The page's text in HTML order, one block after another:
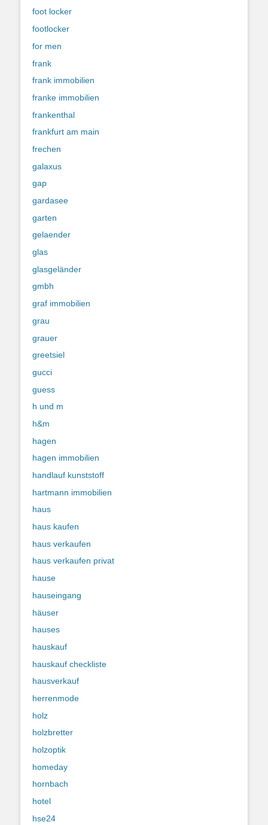
foot locker
footlocker
for men
frank
frank immobilien
franke immobilien
frankenthal
frankfurt am main
frechen
galaxus
gap
gardasee
garten
gelaender
glas
glasgeländer
gmbh
graf immobilien
grau
grauer
greetsiel
gucci
guess
h und m
h&m
hagen
hagen immobilien
handlauf kunststoff
hartmann immobilien
haus
haus kaufen
haus verkaufen
haus verkaufen privat
hause
hauseingang
häuser
hauses
hauskauf
hauskauf checkliste
hausverkauf
herrenmode
holz
holzbretter
holzoptik
homeday
hornbach
hotel
hse24